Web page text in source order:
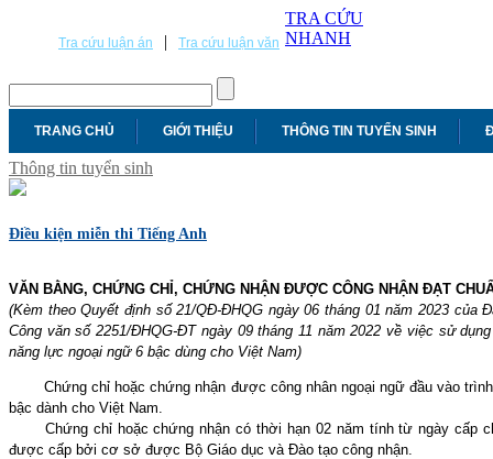
Tra cứu luận án | Tra cứu luận văn
TRA CỨU
NHANH
TRANG CHỦ GIỚI THIỆU THÔNG TIN TUYỂN SINH
Thông tin tuyển sinh
Điều kiện miễn thi Tiếng Anh
VĂN BẰNG, CHỨNG CHỈ, CHỨNG NHẬN ĐƯỢC CÔNG NHẬN ĐẠT
(Kèm theo Quyết định số 21/QĐ-ĐHQG ngày 06 tháng 01 năm 2023 của
Công văn số 2251/ĐHQG-ĐT ngày 09 tháng 11 năm 2022 về việc sử
năng lực ngoại ngữ 6 bậc dùng cho Việt Nam)
Chứng chỉ hoặc chứng nhận được công nhân ngoại ngữ đầu vào
bậc dành cho Việt Nam.
Chứng chỉ hoặc chứng nhận có thời hạn 02 năm tính từ ngày cấp
được cấp bởi cơ sở được Bộ Giáo dục và Đào tạo công nhận.